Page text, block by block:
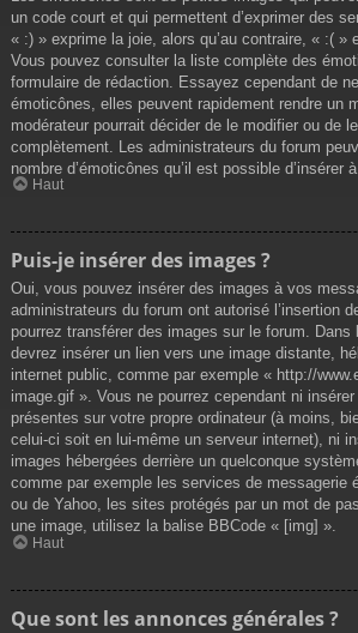
un code court et qui permettent d’exprimer des
« :) » exprime la joie, alors qu’au contraire, « :( »
Vous pouvez consulter la liste complète des
formulaire de rédaction. Essayez cependant de
émoticônes, elles peuvent rapidement rendre un
modérateur pourrait décider de le modifier ou de
complètement. Les administrateurs du forum
nombre d’émoticônes qu’il est possible d’insérer
Haut
Puis-je insérer des images ?
Oui, vous pouvez insérer des images à vos
administrateurs du forum ont autorisé l’insertion
pourrez transférer des images sur le forum.
devrez insérer un lien vers une image distante,
internet public, comme par exemple « http://
image.gif ». Vous ne pourrez cependant ni
présentes sur votre propre ordinateur (à moins,
celui-ci soit en lui-même un serveur internet), ni
images hébergées derrière un quelconque
comme par exemple les services de messagerie
ou de Yahoo, les sites protégés par un mot de
une image, utilisez la balise BBCode « [img] ».
Haut
Que sont les annonces générales ?